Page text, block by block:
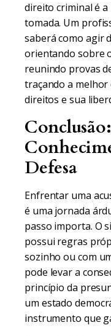
direito criminal é
tomada. Um
saberá como agir
orientando sobre
reunindo provas
traçando a
direitos e sua
Defesa
Enfrentar uma
é uma jornada
passo importa. O
possui regras
sozinho ou com
pode levar a
princípio da
um estado
instrumento que